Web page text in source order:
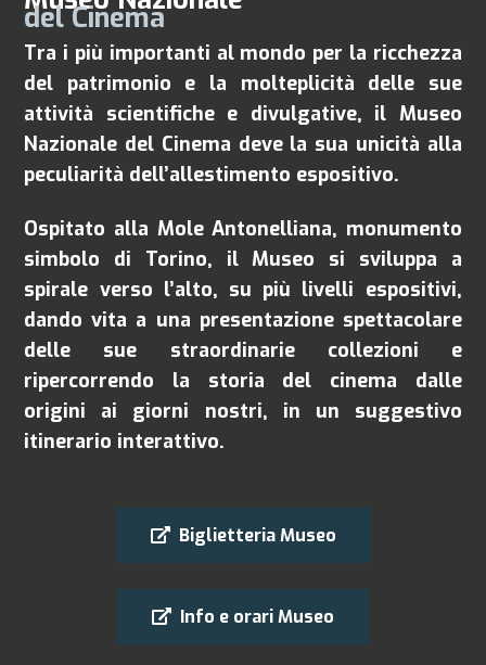
del Cinema
Tra i più importanti al mondo per la ricchezza
del patrimonio e la molteplicità delle sue
attività scientifiche e divulgative, il Museo
Nazionale del Cinema deve la sua unicità alla
peculiarità dell’allestimento espositivo.
Ospitato alla Mole Antonelliana, monumento
simbolo di Torino, il Museo si sviluppa a
spirale verso l’alto, su più livelli espositivi,
dando vita a una presentazione spettacolare
delle sue straordinarie collezioni e
ripercorrendo la storia del cinema dalle
origini ai giorni nostri, in un suggestivo
itinerario interattivo.
Biglietteria Museo
Info e orari Museo